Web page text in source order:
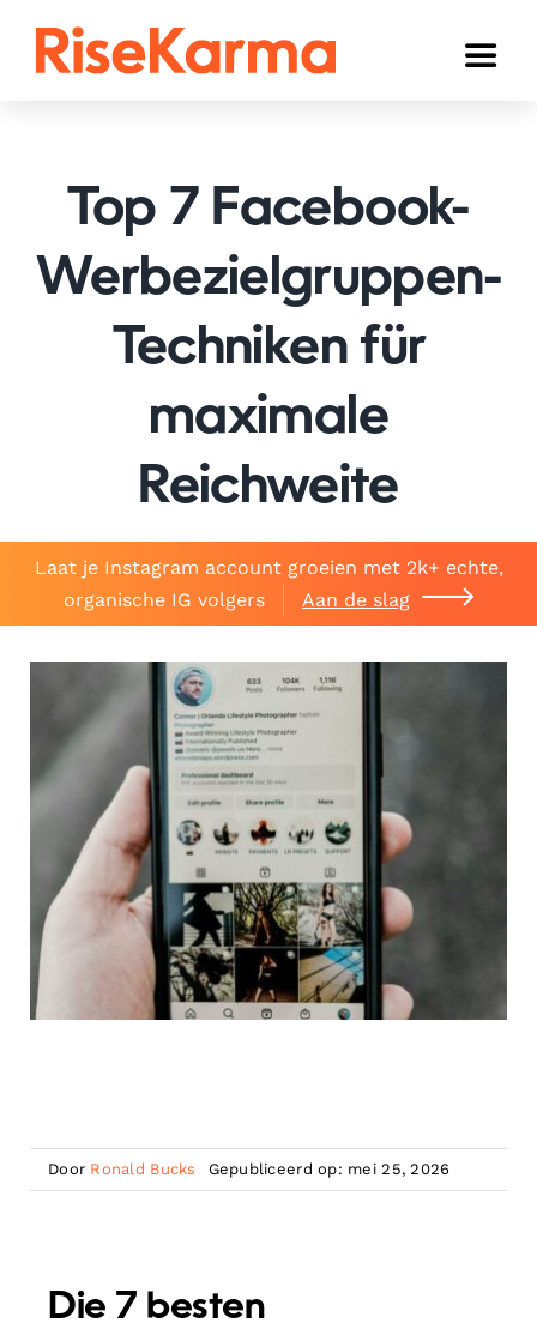
Toggle
TikTok
Facebook
YouTube
Twitter (𝕏)
Anderen
Winkelwagen
Top 7 Facebook-
Werbezielgruppen-
Techniken für
maximale
Reichweite
Laat je Instagram account groeien met 2k+ echte,
organische IG volgers
Aan de slag
Door Ronald Bucks Gepubliceerd op: mei 25, 2026
Die 7 besten